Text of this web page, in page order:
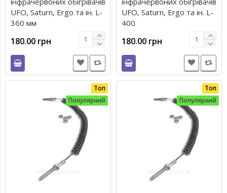
UFO, Saturn, Ergo та ін. L-
360 мм
180.00 грн
UFO, Saturn, Ergo та ін. L-
400
180.00 грн
Топ
Популярний
Топ
Популярний